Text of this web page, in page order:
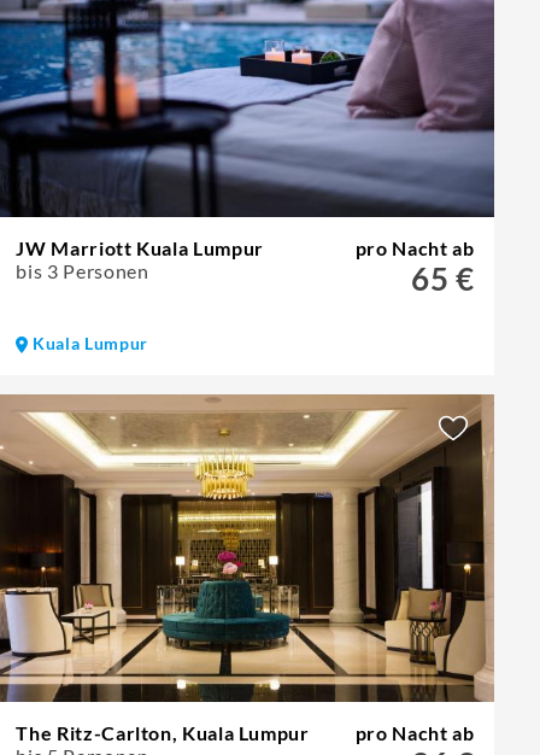
JW Marriott Kuala Lumpur
bis 3 Personen
pro Nacht ab
65 €
Kuala Lumpur
The Ritz-Carlton, Kuala Lumpur
pro Nacht ab